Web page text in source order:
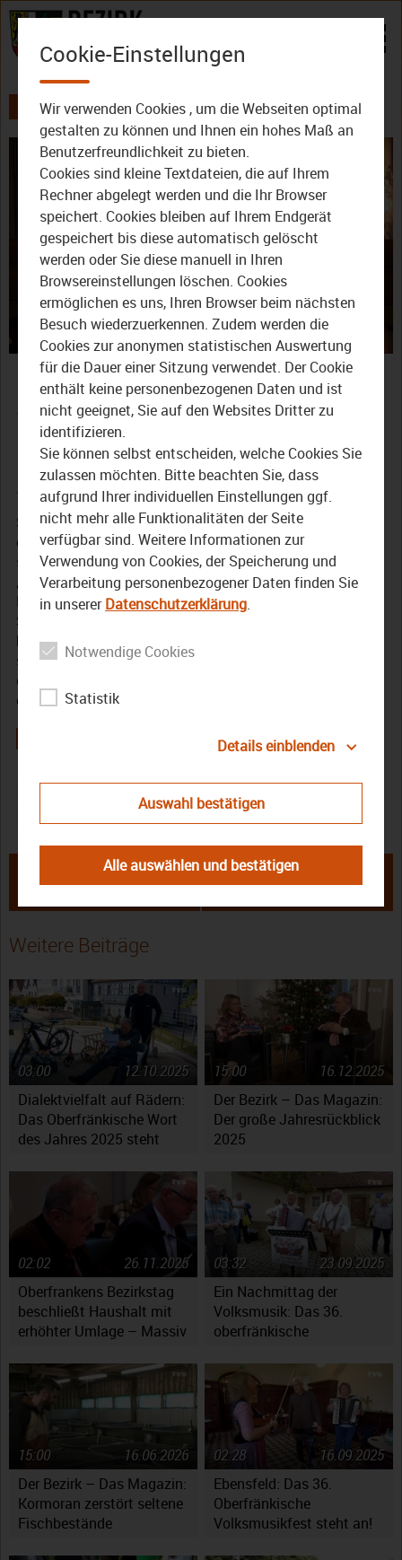
Zum Inhalt
AKTUELLES ALLE VIDEOS
Video
Oberfränkisches Wort des
Jahres 2022: Deshalb fiel
die Wahl auf „waafn“
31. Oktober 2022
Seit dem Wochenende steht es fest – das neue
oberfränkische Wort des Jahres! Diesmal hat sich die
sechsköpfige Jury aus Sprachwissenschaftlern für
„waafn“ entschieden. Wie im letzten Jahr, hat
Bezirkstagspräsident Henry Schramm den diesjährigen
Sieger gemeinsam mit Starkoch Alexander Herrmann
bekannt gegeben. „Waafn“ heißt so viel wie plaudern oder
schwatzen. Warum sich die Jury am Ende genau für
dieses Wort entschieden und woher das Wort „waafn“
genau kommt, das erfahren Sie im Beitrag.
← Der Bezirk – Das Magazin:
Tierbegleitende Therapie mit
„Waafn“: Die Verkündung des
Oberfränkischen Wortes des Jahres
Weitere Beiträge
Dialektvielfalt auf Rädern:
Das Oberfränkische Wort
des Jahres 2025 steht
12.10.2025
03:00
Der Bezirk – Das Magazin:
Der große Jahresrückblick
2025
16.12.2025
15:00
Oberfrankens Bezirkstag
beschließt Haushalt mit
erhöhter Umlage – Massiv
Fragen auf
26.11.2025
02:02
Ein Nachmittag der
Volksmusik: Das 36.
oberfränkische
Ebensfeld
23.09.2025
03:32
Der Bezirk – Das Magazin:
Kormoran zerstört seltene
Fischbestände
16.06.2026
15:00
Ebensfeld: Das 36.
Oberfränkische
Volksmusikfest steht an!
16.09.2025
02:28
Cookie-Einstellungen
Wir verwenden Cookies , um die Webseiten optimal
gestalten zu können und Ihnen ein hohes Maß an
Benutzerfreundlichkeit zu bieten.
Cookies sind kleine Textdateien, die auf Ihrem
Rechner abgelegt werden und die Ihr Browser
speichert. Cookies bleiben auf Ihrem Endgerät
gespeichert bis diese automatisch gelöscht
werden oder Sie diese manuell in Ihren
Browsereinstellungen löschen. Cookies
ermöglichen es uns, Ihren Browser beim nächsten
Besuch wiederzuerkennen. Zudem werden die
Cookies zur anonymen statistischen Auswertung
für die Dauer einer Sitzung verwendet. Der Cookie
enthält keine personenbezogenen Daten und ist
nicht geeignet, Sie auf den Websites Dritter zu
identifizieren.
Sie können selbst entscheiden, welche Cookies Sie
zulassen möchten. Bitte beachten Sie, dass
aufgrund Ihrer individuellen Einstellungen ggf.
nicht mehr alle Funktionalitäten der Seite
verfügbar sind. Weitere Informationen zur
Verwendung von Cookies, der Speicherung und
Verarbeitung personenbezogener Daten finden Sie
in unsererDatenschutzerklärung.
Notwendige Cookies
Statistik
Details einblenden
Auswahl bestätigen
Alle auswählen und bestätigen